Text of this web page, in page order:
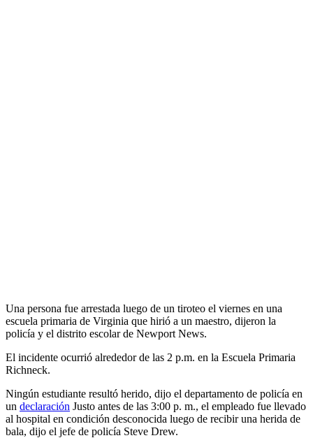
Una persona fue arrestada luego de un tiroteo el viernes en una
escuela primaria de Virginia que hirió a un maestro, dijeron la
policía y el distrito escolar de Newport News.
El incidente ocurrió alrededor de las 2 p.m. en la Escuela Primaria
Richneck.
Ningún estudiante resultó herido, dijo el departamento de policía en
un declaración Justo antes de las 3:00 p. m., el empleado fue llevado
al hospital en condición desconocida luego de recibir una herida de
bala, dijo el jefe de policía Steve Drew.